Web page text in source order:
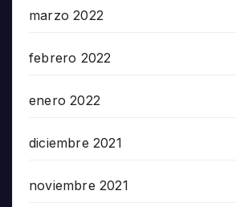
marzo 2022
febrero 2022
enero 2022
diciembre 2021
noviembre 2021